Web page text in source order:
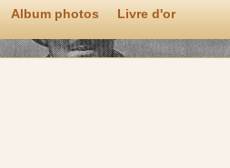
Album photos Livre d'or